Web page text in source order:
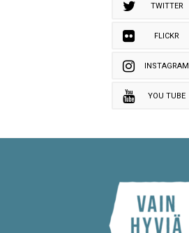
TWITTER
FLICKR
INSTAGRAM
YOU TUBE